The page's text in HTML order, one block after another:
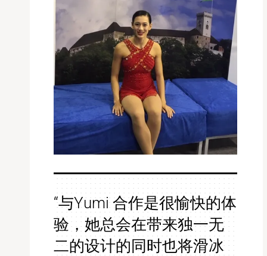
“与Yumi 合作是很愉快的体
验，她总会在带来独一无
二的设计的同时也将滑冰